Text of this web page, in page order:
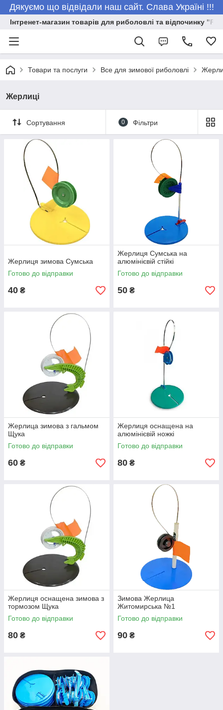
Дякуємо що відвідали наш сайт. Слава Україні !!!
Інтренет-магазин товарів для риболовлі та відпочинку
Товари та послуги Все для зимової риболовлі
Жерлиці
Сортування 0 Фільтри
Жерлиця зимова Сумська
Готово до відправки
40 ₴
Жерлиця Сумська на
алюмінієвій стійкі
Готово до відправки
50 ₴
Жерлица зимова з гальмом
Щука
Готово до відправки
60 ₴
Жерлиця оснащена на
алюмінієвій ножкі
Готово до відправки
80 ₴
Жерлиця оснащена зимова з
тормозом Щука
Готово до відправки
80 ₴
Зимова Жерлица
Житомирська №1
Готово до відправки
90 ₴